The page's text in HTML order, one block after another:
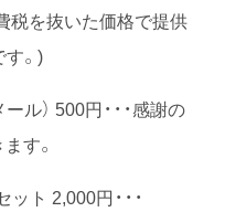
税を抜いた価格で提供
。)
ル） 500円・・・感謝の
す。
ト 2,000円・・・